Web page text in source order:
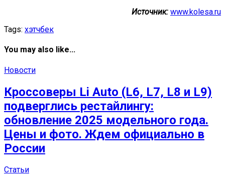
Источник: www.kolesa.ru
Tags: хэтчбек
You may also like...
Новости
Кроссоверы Li Auto (L6, L7, L8 и L9)
подверглись рестайлингу:
обновление 2025 модельного года.
Цены и фото. Ждем официально в
России
Статьи